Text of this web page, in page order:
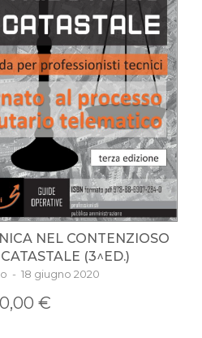
NEL CONTENZIOSO
(3^ED.)
- 18 giugno 2020
€